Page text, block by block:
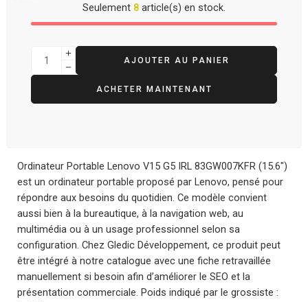
Seulement 8 article(s) en stock.
AJOUTER AU PANIER
ACHETER MAINTENANT
Ordinateur Portable Lenovo V15 G5 IRL 83GW007KFR (15.6″)
est un ordinateur portable proposé par Lenovo, pensé pour
répondre aux besoins du quotidien. Ce modèle convient
aussi bien à la bureautique, à la navigation web, au
multimédia ou à un usage professionnel selon sa
configuration. Chez Gledic Développement, ce produit peut
être intégré à notre catalogue avec une fiche retravaillée
manuellement si besoin afin d’améliorer le SEO et la
présentation commerciale. Poids indiqué par le grossiste :